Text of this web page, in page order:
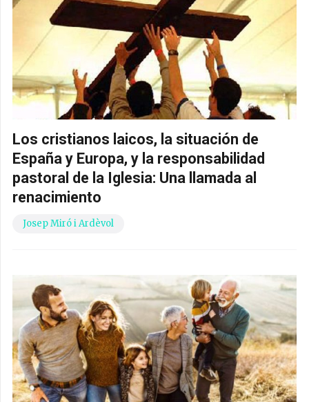
Los cristianos laicos, la situación de
España y Europa, y la responsabilidad
pastoral de la Iglesia: Una llamada al
renacimiento
Josep Miró i Ardèvol